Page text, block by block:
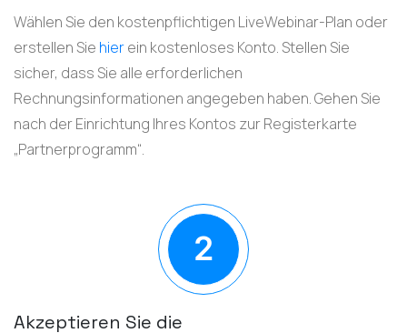
Wählen Sie den kostenpflichtigen LiveWebinar-Plan oder
erstellen Sie hierein kostenloses Konto. Stellen Sie
sicher, dass Sie alle erforderlichen
Rechnungsinformationen angegeben haben. Gehen Sie
nach der Einrichtung Ihres Kontos zur Registerkarte
„Partnerprogramm“.
Akzeptieren Sie die